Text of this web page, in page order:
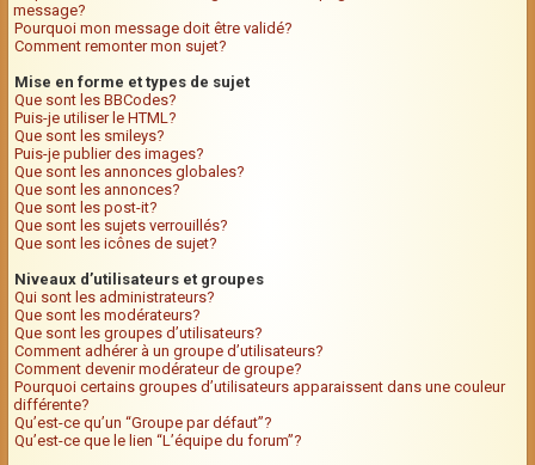
message?
Pourquoi mon message doit être validé?
Comment remonter mon sujet?
Mise en forme et types de sujet
Que sont les BBCodes?
Puis-je utiliser le HTML?
Que sont les smileys?
Puis-je publier des images?
Que sont les annonces globales?
Que sont les annonces?
Que sont les post-it?
Que sont les sujets verrouillés?
Que sont les icônes de sujet?
Niveaux d’utilisateurs et groupes
Qui sont les administrateurs?
Que sont les modérateurs?
Que sont les groupes d’utilisateurs?
Comment adhérer à un groupe d’utilisateurs?
Comment devenir modérateur de groupe?
Pourquoi certains groupes d’utilisateurs apparaissent dans une couleur
différente?
Qu’est-ce qu’un “Groupe par défaut”?
Qu’est-ce que le lien “L’équipe du forum”?